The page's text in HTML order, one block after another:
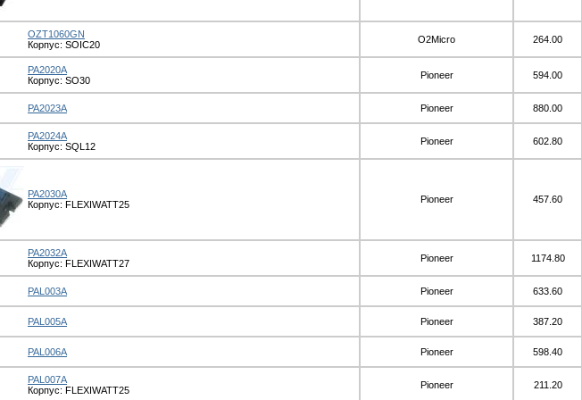
OZT1060GN
Корпус: SOIC20
O2Micro 264.00
PA2020A
Корпус: SO30
Pioneer 594.00
PA2023A Pioneer 880.00
PA2024A
Корпус: SQL12
Pioneer 602.80
PA2030A
Корпус: FLEXIWATT25
Pioneer 457.60
PA2032A
Корпус: FLEXIWATT27
Pioneer 1174.80
PAL003A Pioneer 633.60
PAL005A Pioneer 387.20
PAL006A Pioneer 598.40
PAL007A
Корпус: FLEXIWATT25
Pioneer 211.20